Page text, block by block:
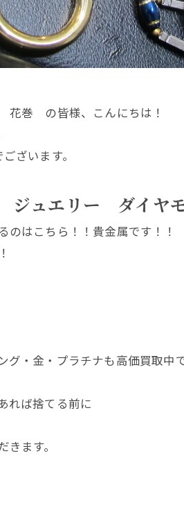
の皆様、こんにちは！
ざいます。
エリー ダイヤモ
はこちら！！貴金属です！！
・金・プラチナも高価買取中
れば捨てる前に
ます。